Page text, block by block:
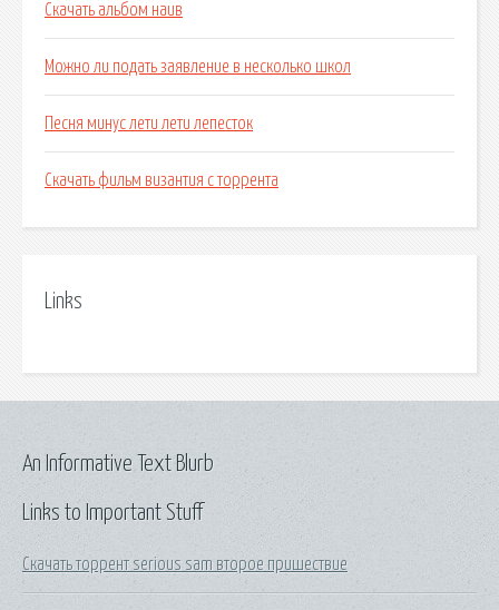
Скачать альбом наив
Можно ли подать заявление в несколько школ
Песня минус лети лети лепесток
Скачать фильм византия с торрента
Links
Links to Important Stuff
Скачать торрент serious sam второе пришествие
An Informative Text Blurb